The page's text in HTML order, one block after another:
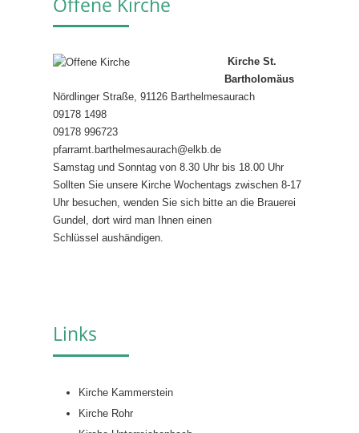
Kirche St.
Bartholomäus
Nördlinger Straße, 91126 Barthelmesaurach
09178 1498
09178 996723
pfarramt.barthelmesaurach@elkb.de
Samstag und Sonntag von 8.30 Uhr bis 18.00 Uhr
Sollten Sie unsere Kirche Wochentags zwischen 8-17
Uhr besuchen, wenden Sie sich bitte an die Brauerei
Gundel, dort wird man Ihnen einen
Schlüssel aushändigen.
Links
Kirche Kammerstein
Kirche Rohr